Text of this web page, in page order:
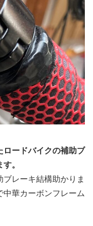
ロードバイクの補助ブ
。
レーキ結構助かりま
中華カーボンフレーム